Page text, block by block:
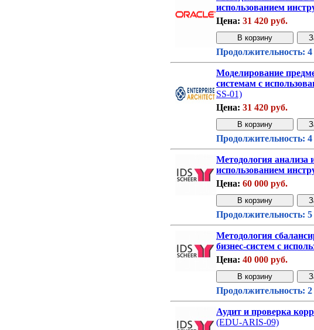
использованием
Цена: 31 420 руб.
Продолжительность: 4
Моделирование
системам с
SS-01)
Цена: 31 420 руб.
Продолжительность: 4
Методология анализа
использованием
Цена: 60 000 руб.
Продолжительность: 5
Методология
бизнес-систем с
Цена: 40 000 руб.
Продолжительность: 2
Аудит и проверка
(EDU-ARIS-09)